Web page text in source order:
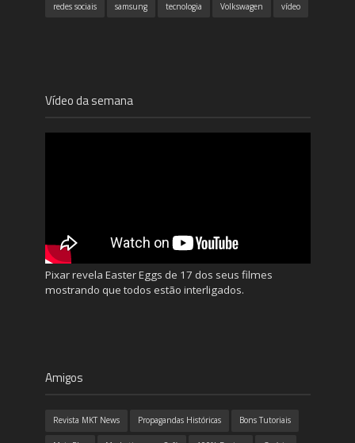
redes sociais samsung tecnologia Volkswagen vídeo
Vídeo da semana
Pixar revela Easter Eggs de 17 dos seus filmes
mostrando que todos estão interligados.
Amigos
Revista MKT News Propagandas Históricas Bons Tutoriais